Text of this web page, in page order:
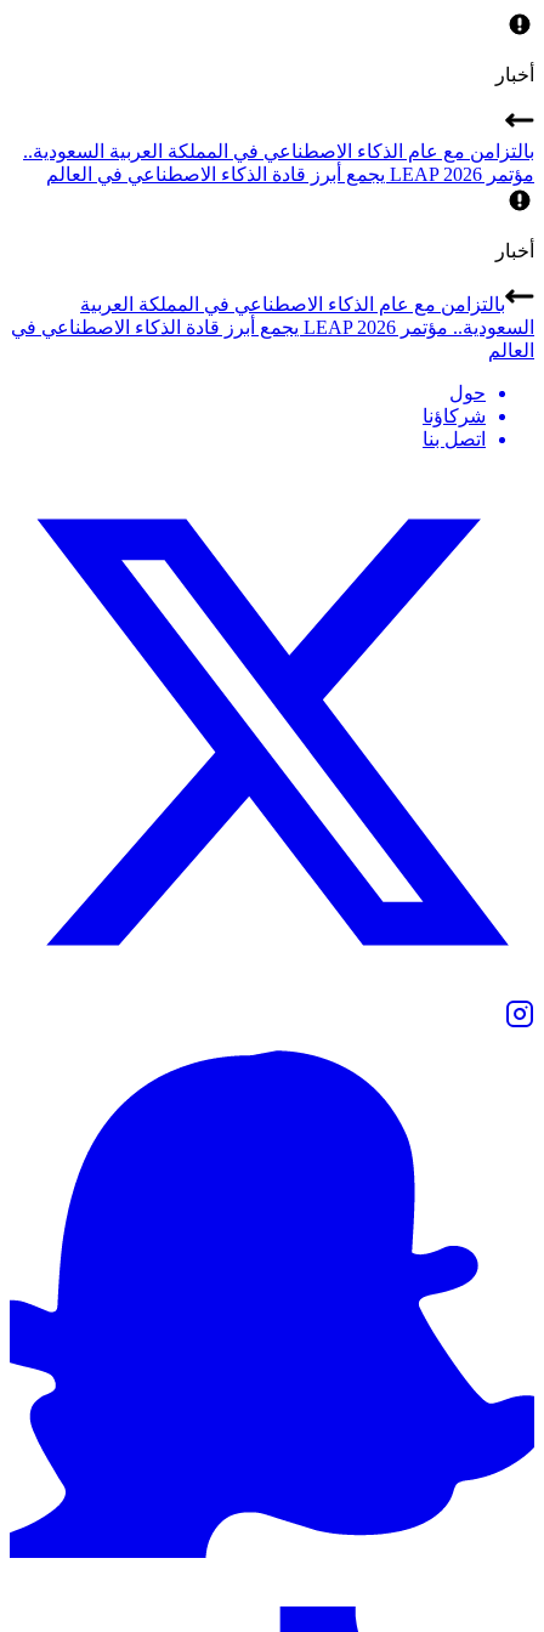
أخبار
بالتزامن مع عام الذكاء الاصطناعي في المملكة العربية السعودية..
مؤتمر LEAP 2026 يجمع أبرز قادة الذكاء الاصطناعي في العالم
أخبار
بالتزامن مع عام الذكاء الاصطناعي في المملكة العربية
السعودية.. مؤتمر LEAP 2026 يجمع أبرز قادة الذكاء الاصطناعي في
العالم
حول
شركاؤنا
اتصل بنا